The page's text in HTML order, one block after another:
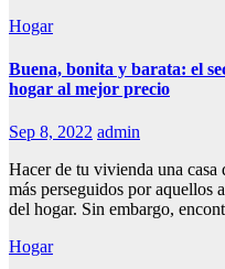
Hogar
Buena, bonita y barata: el
hogar al mejor precio
Sep 8, 2022 admin
Hacer de tu vivienda una casa
más perseguidos por aquellos
del hogar. Sin embargo,
Hogar